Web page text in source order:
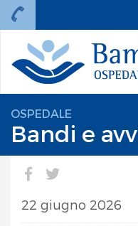
OSPEDALE
Bandi e
22 giugno 2026